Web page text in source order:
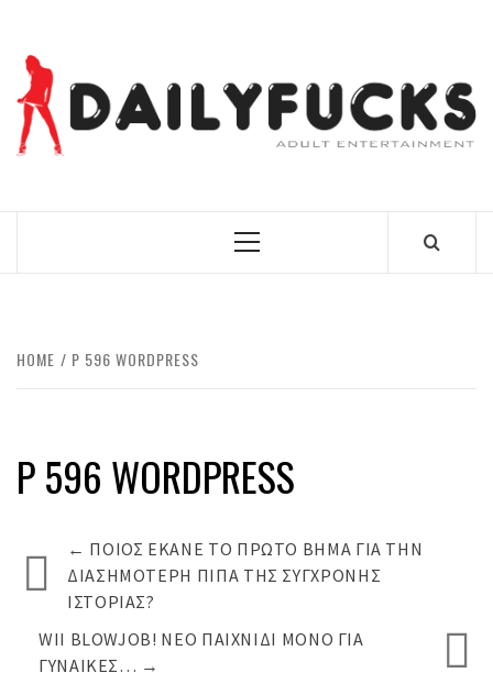
content
Primary
HOME P 596 WORDPRESS
P 596 WORDPRESS
← ΠΟΙΟΣ ΈΚΑΝΕ ΤΟ ΠΡΏΤΟ ΒΉΜΑ ΓΙΑ ΤΗΝ
ΔΙΑΣΗΜΌΤΕΡΗ ΠΊΠΑ ΤΗΣ ΣΎΓΧΡΟΝΗΣ
ΙΣΤΟΡΊΑΣ?
WII BLOWJOB! ΝΈΟ ΠΑΙΧΝΊΔΙ ΜΌΝΟ ΓΙΑ
ΓΥΝΑΊΚΕΣ… →